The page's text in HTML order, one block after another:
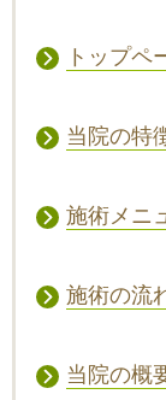
トップペ
当院の特
施術メニ
施術の流
当院の概